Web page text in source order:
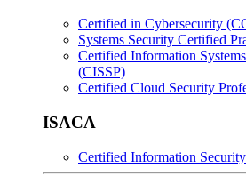
Certified in Cybersecurity
Systems Security Certified
Certified Information
(CISSP)
Certified Cloud Security
ISACA
Certified Information